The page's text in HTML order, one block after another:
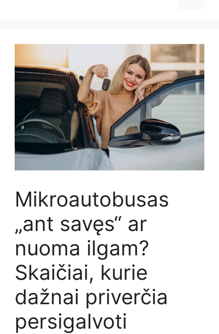
Mikroautobusas
„ant savęs“ ar
nuoma ilgam?
Skaičiai, kurie
dažnai priverčia
persigalvoti